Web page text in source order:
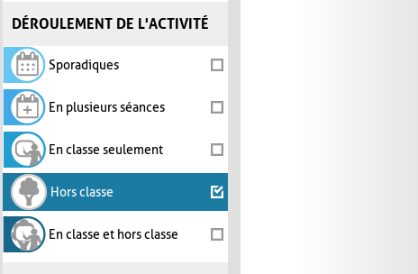
DÉROULEMENT DE L'ACTIVITÉ
Sporadiques
En plusieurs séances
En classe seulement
Hors classe
En classe et hors classe